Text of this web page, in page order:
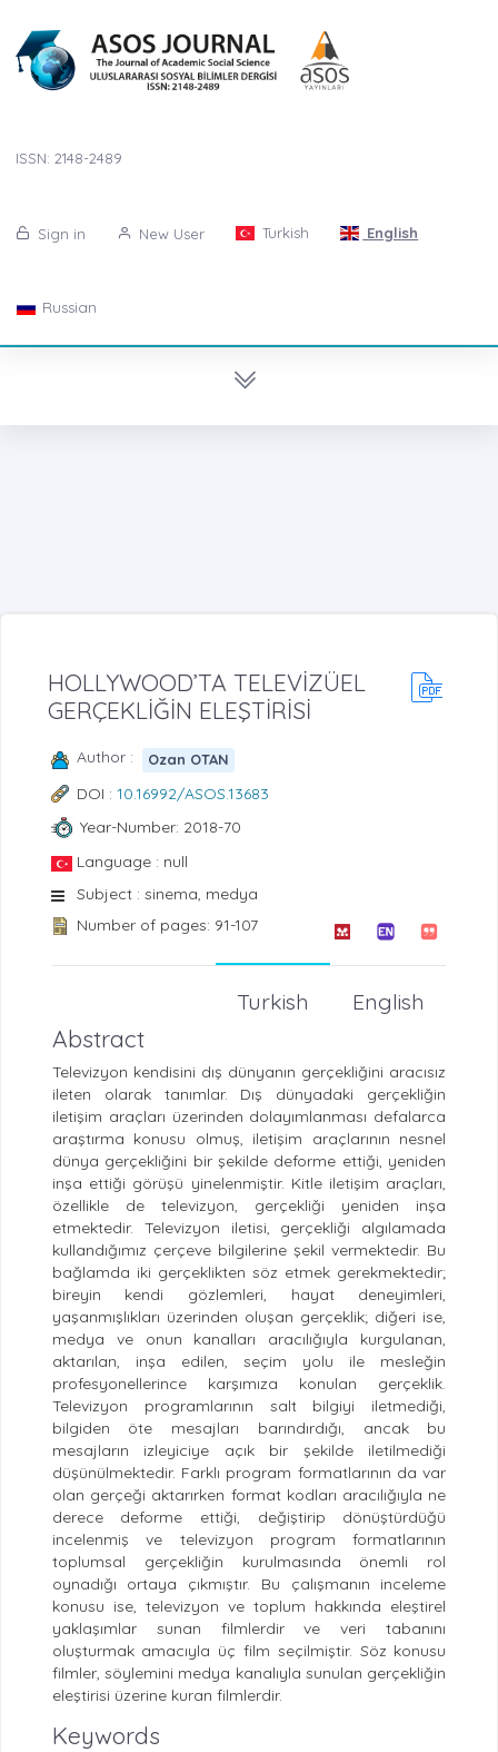
ISSN: 2148-2489
Sign in New User Turkish English
Russian
HOLLYWOOD’TA TELEVİZÜEL
GERÇEKLİĞİN ELEŞTİRİSİ
Author : Ozan OTAN
DOI : 10.16992/ASOS.13683
Year-Number: 2018-70
Language : null
Subject : sinema, medya
Number of pages: 91-107
English
Turkish
Abstract
Televizyon kendisini dış dünyanın gerçekliğini aracısız
ileten olarak tanımlar. Dış dünyadaki gerçekliğin
iletişim araçları üzerinden dolayımlanması defalarca
araştırma konusu olmuş, iletişim araçlarının nesnel
dünya gerçekliğini bir şekilde deforme ettiği, yeniden
inşa ettiği görüşü yinelenmiştir. Kitle iletişim araçları,
özellikle de televizyon, gerçekliği yeniden inşa
etmektedir. Televizyon iletisi, gerçekliği algılamada
kullandığımız çerçeve bilgilerine şekil vermektedir. Bu
bağlamda iki gerçeklikten söz etmek gerekmektedir;
bireyin kendi gözlemleri, hayat deneyimleri,
yaşanmışlıkları üzerinden oluşan gerçeklik; diğeri ise,
medya ve onun kanalları aracılığıyla kurgulanan,
aktarılan, inşa edilen, seçim yolu ile mesleğin
profesyonellerince karşımıza konulan gerçeklik.
Televizyon programlarının salt bilgiyi iletmediği,
bilgiden öte mesajları barındırdığı, ancak bu
mesajların izleyiciye açık bir şekilde iletilmediği
düşünülmektedir. Farklı program formatlarının da var
olan gerçeği aktarırken format kodları aracılığıyla ne
derece deforme ettiği, değiştirip dönüştürdüğü
incelenmiş ve televizyon program formatlarının
toplumsal gerçekliğin kurulmasında önemli rol
oynadığı ortaya çıkmıştır. Bu çalışmanın inceleme
konusu ise, televizyon ve toplum hakkında eleştirel
yaklaşımlar sunan filmlerdir ve veri tabanını
oluşturmak amacıyla üç film seçilmiştir. Söz konusu
filmler, söylemini medya kanalıyla sunulan gerçekliğin
eleştirisi üzerine kuran filmlerdir.
Keywords